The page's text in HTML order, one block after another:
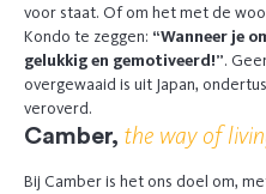
voor staat. Of om het met de
Kondo te zeggen: “Wanneer je
gelukkig en gemotiveerd!”.
overgewaaid is uit Japan,
veroverd.
Camber, the way of
Bij Camber is het ons doel om,